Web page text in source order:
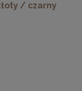
/ czarny